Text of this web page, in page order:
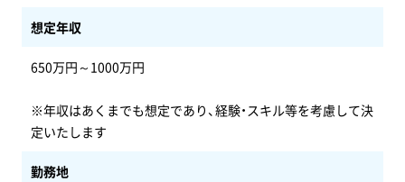
想定年収
650万円～1000万円
※年収はあくまでも想定であり、経験・スキル等を考慮して決
定いたします
勤務地